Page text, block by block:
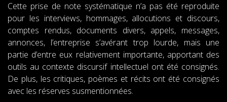
Cette prise de note systématique n’a pas été reproduite
pour les interviews, hommages, allocutions et discours,
comptes rendus, documents divers, appels, messages,
annonces, l’entreprise s’avérant trop lourde, mais une
partie d’entre eux relativement importante, apportant des
outils au contexte discursif intellectuel ont été consignés.
De plus, les critiques, poèmes et récits ont été consignés
avec les réserves susmentionnées.